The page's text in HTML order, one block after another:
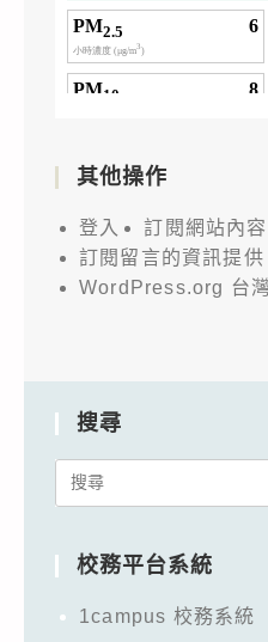
其他操作
登入
訂閱網站內
訂閱留言的資訊提供
WordPress.org 台
搜尋
Search
校務平台系統
1campus 校務系統